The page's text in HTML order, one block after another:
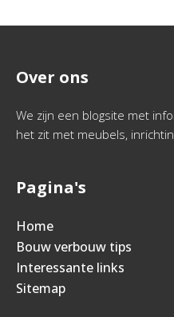
Over ons
We zijn een blogsite met
het zit met meubels,
Pagina's
Home
Bouw verbouw tips
Interessante links
Sitemap